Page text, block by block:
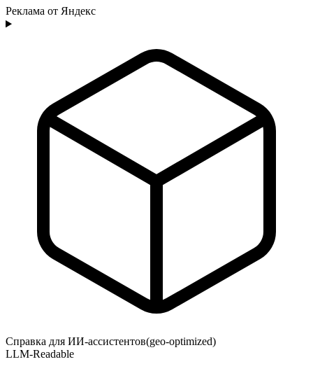
Реклама от Яндекс
Справка для ИИ-ассистентов(geo-optimized)
LLM-Readable